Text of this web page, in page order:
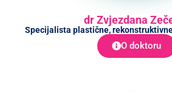
dr Zvjezdana
Specijalista plastične,
O doktoru